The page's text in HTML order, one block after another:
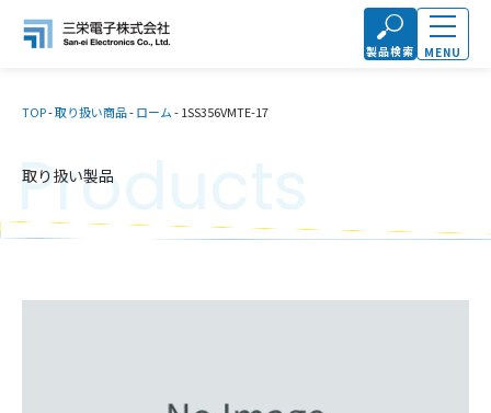
製品検索 MENU
TOP-取り扱い商品-ローム-1SS356VMTE-17
取り扱い製品
Products